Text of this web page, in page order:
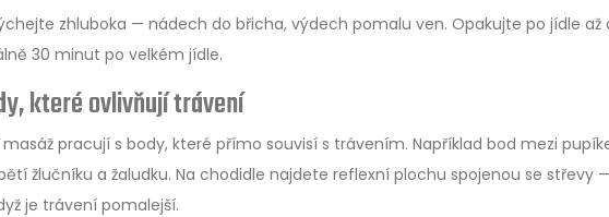
zhluboka — nádech do břicha, výdech pomalu ven. Opakujte po jídle až
30 minut po velkém jídle.
které ovlivňují trávení
pracují s body, které přímo souvisí s trávením. Například bod mezi
žlučníku a žaludku. Na chodidle najdete reflexní plochu spojenou se střevy
je trávení pomalejší.